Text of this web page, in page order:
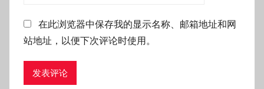
在此浏览器中保存我的显示名称、邮箱地址和网
站地址，以便下次评论时使用。